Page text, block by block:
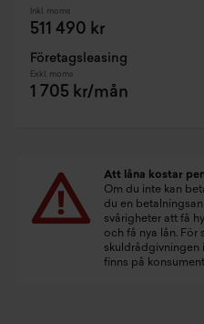
Inkl. moms
511 490 kr
Företagsleasing
Exkl. moms
1 705 kr/mån
Att låna kostar
Om du inte kan
du en
svårigheter att få
och få nya lån.
skuldrådgivningen
finns på